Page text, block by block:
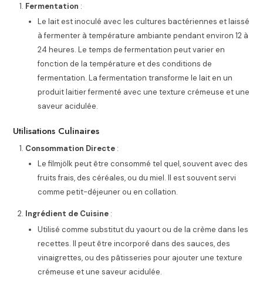
Fermentation :
Le lait est inoculé avec les cultures bactériennes et laissé
à fermenter à température ambiante pendant environ 12 à
24 heures. Le temps de fermentation peut varier en
fonction de la température et des conditions de
fermentation. La fermentation transforme le lait en un
produit laitier fermenté avec une texture crémeuse et une
saveur acidulée.
Utilisations Culinaires
Consommation Directe :
Le filmjölk peut être consommé tel quel, souvent avec des
fruits frais, des céréales, ou du miel. Il est souvent servi
comme petit-déjeuner ou en collation.
Ingrédient de Cuisine :
Utilisé comme substitut du yaourt ou de la crème dans les
recettes. Il peut être incorporé dans des sauces, des
vinaigrettes, ou des pâtisseries pour ajouter une texture
crémeuse et une saveur acidulée.